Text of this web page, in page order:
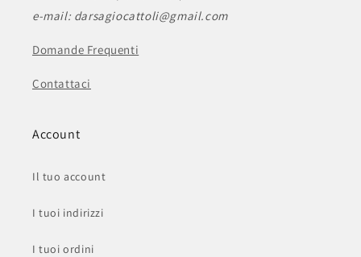
e-mail: darsagiocattoli@gmail.com
Domande Frequenti
Contattaci
Account
Il tuo account
I tuoi indirizzi
I tuoi ordini